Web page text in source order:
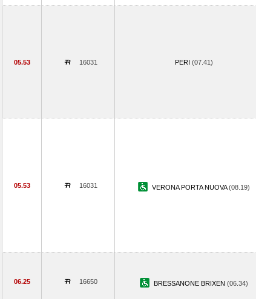
05.53 16031 PERI (07.41)
05.53 16031 VERONA PORTA NUOVA(08.19)
06.25 16650 BRESSANONE BRIXEN (06.34)